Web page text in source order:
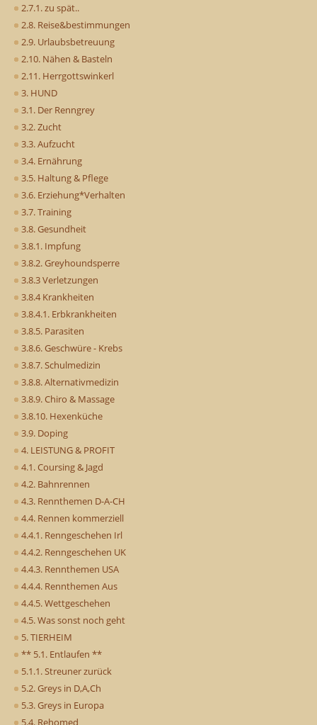
2.7.1. zu spät..
2.8. Reise&bestimmungen
2.9. Urlaubsbetreuung
2.10. Nähen & Basteln
2.11. Herrgottswinkerl
3. HUND
3.1. Der Renngrey
3.2. Zucht
3.3. Aufzucht
3.4. Ernährung
3.5. Haltung & Pflege
3.6. Erziehung*Verhalten
3.7. Training
3.8. Gesundheit
3.8.1. Impfung
3.8.2. Greyhoundsperre
3.8.3 Verletzungen
3.8.4 Krankheiten
3.8.4.1. Erbkrankheiten
3.8.5. Parasiten
3.8.6. Geschwüre - Krebs
3.8.7. Schulmedizin
3.8.8. Alternativmedizin
3.8.9. Chiro & Massage
3.8.10. Hexenküche
3.9. Doping
4. LEISTUNG & PROFIT
4.1. Coursing & Jagd
4.2. Bahnrennen
4.3. Rennthemen D-A-CH
4.4. Rennen kommerziell
4.4.1. Renngeschehen Irl
4.4.2. Renngeschehen UK
4.4.3. Rennthemen USA
4.4.4. Rennthemen Aus
4.4.5. Wettgeschehen
4.5. Was sonst noch geht
5. TIERHEIM
** 5.1. Entlaufen **
5.1.1. Streuner zurück
5.2. Greys in D,A,Ch
5.3. Greys in Europa
5.4. Rehomed